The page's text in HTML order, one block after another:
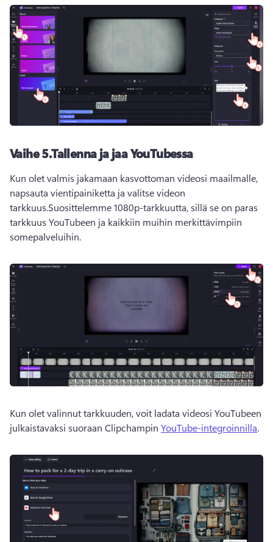
Vaihe 5.Tallenna ja jaa YouTubessa
Kun olet valmis jakamaan kasvottoman videosi maailmalle,
napsauta vientipainiketta ja valitse videon
tarkkuus.Suosittelemme 1080p-tarkkuutta, sillä se on paras
tarkkuus YouTubeen ja kaikkiin muihin merkittävimpiin
somepalveluihin.
Kun olet valinnut tarkkuuden, voit ladata videosi YouTubeen
julkaistavaksi suoraan Clipchampin YouTube-integroinnilla.